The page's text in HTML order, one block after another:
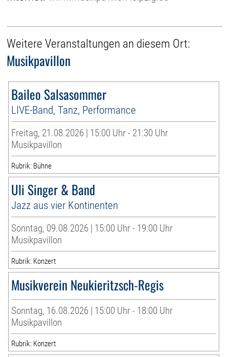
Weitere Veranstaltungen an diesem Ort:
Musikpavillon
Baileo Salsasommer
LIVE-Band, Tanz, Performance
Freitag, 21.08.2026 | 15:00 Uhr - 21:30 Uhr
Musikpavillon
Rubrik: Bühne
Uli Singer & Band
Jazz aus vier Kontinenten
Sonntag, 09.08.2026 | 15:00 Uhr - 19:00 Uhr
Musikpavillon
Rubrik: Konzert
Musikverein Neukieritzsch-Regis
Sonntag, 16.08.2026 | 15:00 Uhr - 18:00 Uhr
Musikpavillon
Rubrik: Konzert